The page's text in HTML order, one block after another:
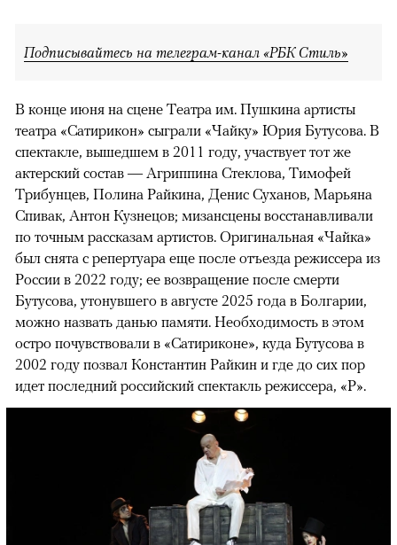
Подписывайтесь на телеграм-канал «РБК Стиль»
В конце июня на сцене Театра им. Пушкина артисты
театра «Сатирикон» сыграли «Чайку» Юрия Бутусова. В
спектакле, вышедшем в 2011 году, участвует тот же
актерский состав — Агриппина Стеклова, Тимофей
Трибунцев, Полина Райкина, Денис Суханов, Марьяна
Спивак, Антон Кузнецов; мизансцены восстанавливали
по точным рассказам артистов. Оригинальная «Чайка»
был снята с репертуара еще после отъезда режиссера из
России в 2022 году; ее возвращение после смерти
Бутусова, утонувшего в августе 2025 года в Болгарии,
можно назвать данью памяти. Необходимость в этом
остро почувствовали в «Сатириконе», куда Бутусова в
2002 году позвал Константин Райкин и где до сих пор
идет последний российский спектакль режиссера, «Р».